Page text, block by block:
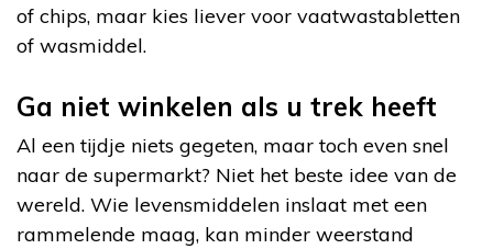
of chips, maar kies liever voor vaatwastabletten
of wasmiddel.
Ga niet winkelen als u trek heeft
Al een tijdje niets gegeten, maar toch even snel
naar de supermarkt? Niet het beste idee van de
wereld. Wie levensmiddelen inslaat met een
rammelende maag, kan minder weerstand